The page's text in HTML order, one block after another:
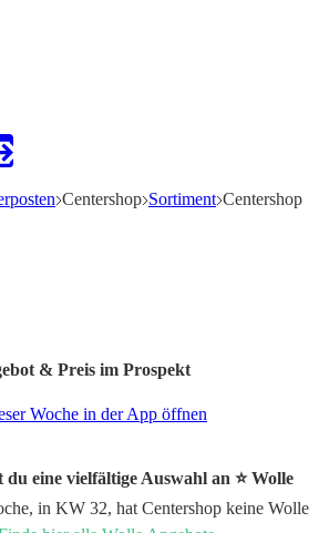
Centershop Sortiment Centershop
& Preis im Prospekt
Woche in der App öffnen
eine vielfältige Auswahl an ⭐️ Wolle
in KW 32, hat Centershop keine Wolle